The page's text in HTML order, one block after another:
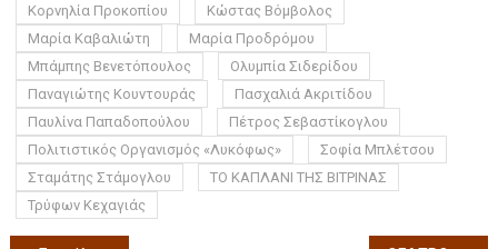
Κορνηλία Προκοπίου
Κώστας Βόμβολος
Μαρία Καβαλιώτη
Μαρία Προδρόμου
Μπάμπης Βενετόπουλος
Ολυμπία Σιδερίδου
Παναγιώτης Κουντουράς
Πασχαλιά Ακριτίδου
Παυλίνα Παπαδοπούλου
Πέτρος Σεβαστίκογλου
Πολιτιστικός Οργανισμός «Λυκόφως»
Σοφία Μπλέτσου
Σταμάτης Στάμογλου
ΤΟ ΚΑΠΛΑΝΙ ΤΗΣ ΒΙΤΡΙΝΑΣ
Τρύφων Κεχαγιάς